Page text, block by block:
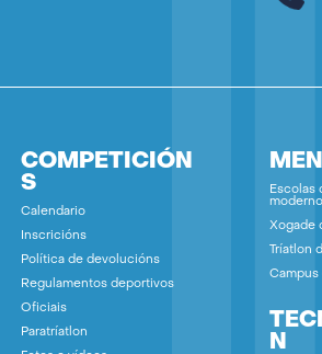
COMPETICIÓN
S
Calendario
Inscricións
Política de devolucións
Regulamentos deportivos
Oficiais
Paratríatlon
Escolas
Xogade
Tríatlon
N